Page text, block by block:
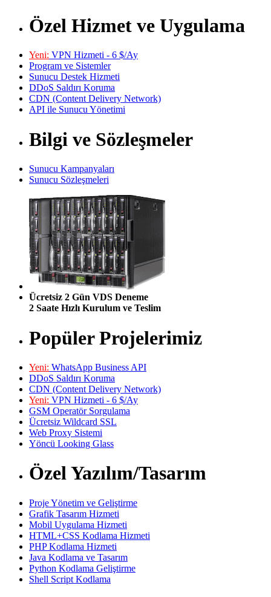
Özel Hizmet ve Uygulama
Yeni: VPN Hizmeti - 6 $/Ay
Program ve Sistemler
Sunucu Destek Hizmeti
DDoS Saldırı Koruma
CDN (Content Delivery Network)
API ile Sunucu Yönetimi
Bilgi ve Sözleşmeler
Sunucu Kampanyaları
Sunucu Sözleşmeleri
Ücretsiz 2 Gün VDS Deneme
2 Saate Hızlı Kurulum ve Teslim
Popüler Projelerimiz
Yeni: WhatsApp Business API
DDoS Saldırı Koruma
CDN (Content Delivery Network)
Yeni: VPN Hizmeti - 6 $/Ay
GSM Operatör Sorgulama
Ücretsiz Wildcard SSL
Web Proxy Sistemi
Yöncü Looking Glass
Özel Yazılım/Tasarım
Proje Yönetim ve Geliştirme
Grafik Tasarım Hizmeti
Mobil Uygulama Hizmeti
HTML+CSS Kodlama Hizmeti
PHP Kodlama Hizmeti
Java Kodlama ve Tasarım
Python Kodlama Geliştirme
Shell Script Kodlama